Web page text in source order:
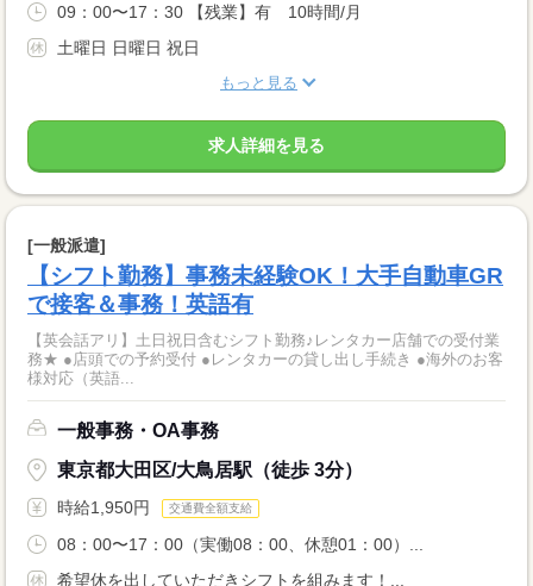
09：00〜17：30 【残業】有 10時間/月
土曜日 日曜日 祝日
もっと見る
求人詳細を見る
[一般派遣]
【シフト勤務】事務未経験OK！大手自動車GR
で接客＆事務！英語有
【英会話アリ】土日祝日含むシフト勤務♪レンタカー店舗での受付業
務★ ●店頭での予約受付 ●レンタカーの貸し出し手続き ●海外のお客
様対応（英語...
一般事務・OA事務
東京都大田区/大鳥居駅（徒歩 3分）
時給1,950円 交通費全額支給
08：00〜17：00（実働08：00、休憩01：00）...
希望休を出していただきシフトを組みます！...